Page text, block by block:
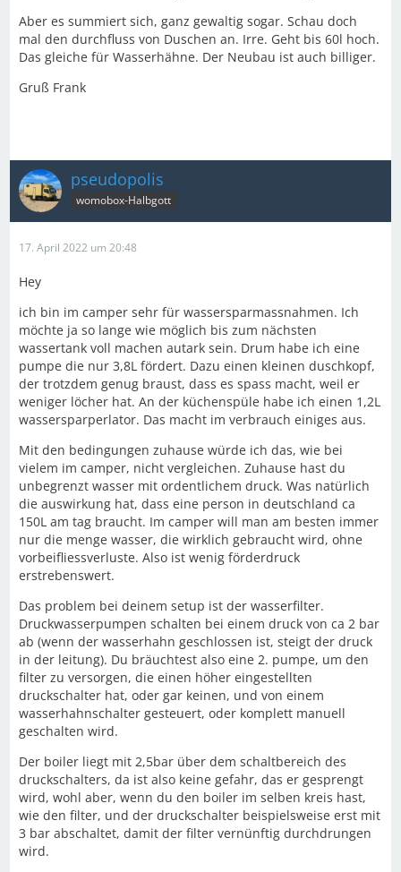
Aber es summiert sich, ganz gewaltig sogar. Schau doch
mal den durchfluss von Duschen an. Irre. Geht bis 60l hoch.
Das gleiche für Wasserhähne. Der Neubau ist auch billiger.
Gruß Frank
pseudopolis
womobox-Halbgott
17. April 2022 um 20:48
Hey
ich bin im camper sehr für wassersparmassnahmen. Ich
möchte ja so lange wie möglich bis zum nächsten
wassertank voll machen autark sein. Drum habe ich eine
pumpe die nur 3,8L fördert. Dazu einen kleinen duschkopf,
der trotzdem genug braust, dass es spass macht, weil er
weniger löcher hat. An der küchenspüle habe ich einen 1,2L
wassersparperlator. Das macht im verbrauch einiges aus.
Mit den bedingungen zuhause würde ich das, wie bei
vielem im camper, nicht vergleichen. Zuhause hast du
unbegrenzt wasser mit ordentlichem druck. Was natürlich
die auswirkung hat, dass eine person in deutschland ca
150L am tag braucht. Im camper will man am besten immer
nur die menge wasser, die wirklich gebraucht wird, ohne
vorbeifliessverluste. Also ist wenig förderdruck
erstrebenswert.
Das problem bei deinem setup ist der wasserfilter.
Druckwasserpumpen schalten bei einem druck von ca 2 bar
ab (wenn der wasserhahn geschlossen ist, steigt der druck
in der leitung). Du bräuchtest also eine 2. pumpe, um den
filter zu versorgen, die einen höher eingestellten
druckschalter hat, oder gar keinen, und von einem
wasserhahnschalter gesteuert, oder komplett manuell
geschalten wird.
Der boiler liegt mit 2,5bar über dem schaltbereich des
druckschalters, da ist also keine gefahr, das er gesprengt
wird, wohl aber, wenn du den boiler im selben kreis hast,
wie den filter, und der druckschalter beispielsweise erst mit
3 bar abschaltet, damit der filter vernünftig durchdrungen
wird.